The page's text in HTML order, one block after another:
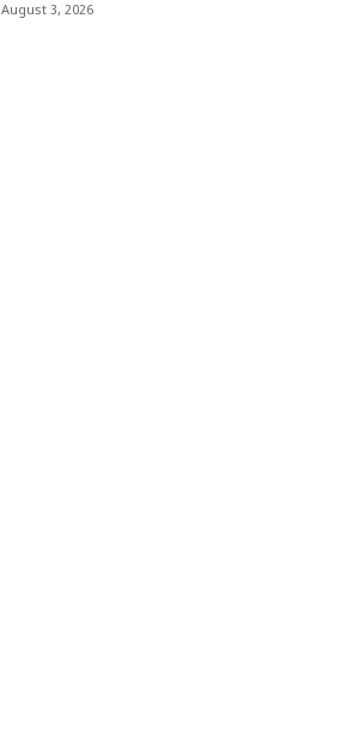
August 3, 2026